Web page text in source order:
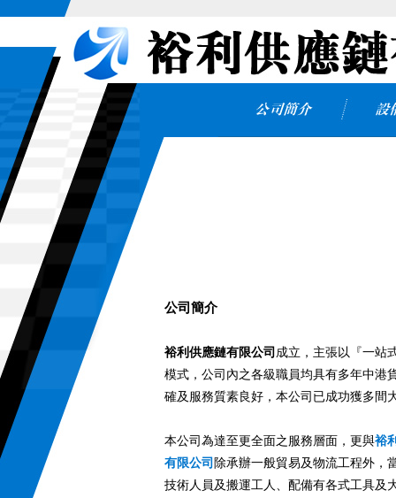
公司簡介
裕利供應鏈有限公司 成立，主張以『一站
模式，公司內之各級職員均具有多年中港
確及服務質素良好，本公司已成功獲多間
本公司為達至更全面之服務層面，更與裕
有限公司 除承辦一般貿易及物流工程外，
技術人員及搬運工人、配備有各式工具及